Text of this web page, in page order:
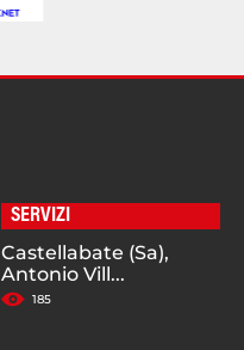
SERVIZI
Castellabate (Sa),
Antonio Vill...
185